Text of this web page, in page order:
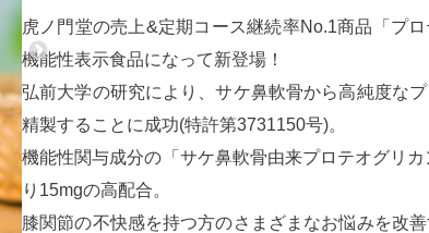
虎ノ門堂の売上&定期コース継続率No.1商品「プ
機能性表示食品になって新登場！
弘前大学の研究により、サケ鼻軟骨から高純度な
精製することに成功(特許第3731150号)。
機能性関与成分の「サケ鼻軟骨由来プロテオグリ
り15mgの高配合。
膝関節の不快感を持つ方のさまざまなお悩みを改